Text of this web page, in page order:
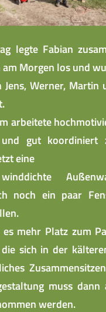
legte Fabian
Morgen los und
Werner, Martin
arbeitete
gut koordiniert
eine
noch ein paar
mehr Platz zum
sich in der
muss dann
werden.